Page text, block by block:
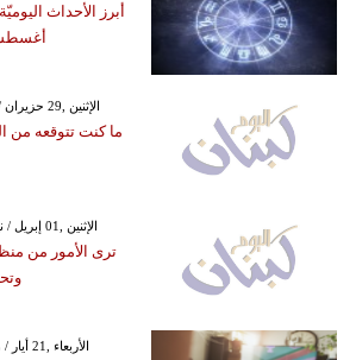
أبرز الأحداث
أغسطس/
GMT 13:20 2020 الإثنين ,29 حزيران / يونيو
ما كنت تتوقعه من
GMT 12:05 2019 الإثنين ,01 إبريل / نيسان
ترى الأمور من
GMT 21:38 2025 الأربعاء ,21 أيار / مايو